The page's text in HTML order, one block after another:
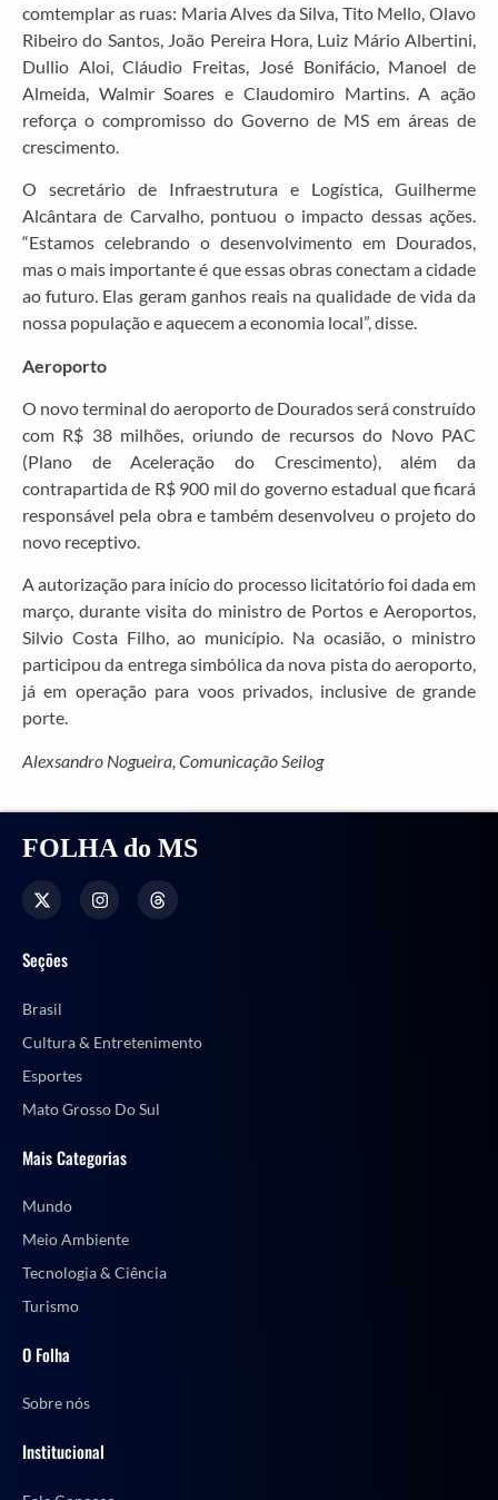
comtemplar as ruas: Maria Alves da Silva, Tito Mello, Olavo
Ribeiro do Santos, João Pereira Hora, Luiz Mário Albertini,
Dullio Aloi, Cláudio Freitas, José Bonifácio, Manoel de
Almeida, Walmir Soares e Claudomiro Martins. A ação
reforça o compromisso do Governo de MS em áreas de
crescimento.
O secretário de Infraestrutura e Logística, Guilherme
Alcântara de Carvalho, pontuou o impacto dessas ações.
“Estamos celebrando o desenvolvimento em Dourados,
mas o mais importante é que essas obras conectam a cidade
ao futuro. Elas geram ganhos reais na qualidade de vida da
nossa população e aquecem a economia local”, disse.
Aeroporto
O novo terminal do aeroporto de Dourados será construído
com R$ 38 milhões, oriundo de recursos do Novo PAC
(Plano de Aceleração do Crescimento), além da
contrapartida de R$ 900 mil do governo estadual que ficará
responsável pela obra e também desenvolveu o projeto do
novo receptivo.
A autorização para início do processo licitatório foi dada em
março, durante visita do ministro de Portos e Aeroportos,
Silvio Costa Filho, ao município. Na ocasião, o ministro
participou da entrega simbólica da nova pista do aeroporto,
já em operação para voos privados, inclusive de grande
porte.
Alexsandro Nogueira, Comunicação Seilog
FOLHA do MS
Seções
Brasil
Cultura & Entretenimento
Esportes
Mato Grosso Do Sul
Mais Categorias
Mundo
Meio Ambiente
Tecnologia & Ciência
Turismo
O Folha
Sobre nós
Institucional